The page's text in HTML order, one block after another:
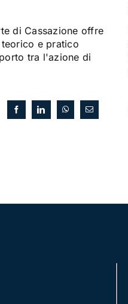
di Cassazione offre
e pratico
tra l'azione di